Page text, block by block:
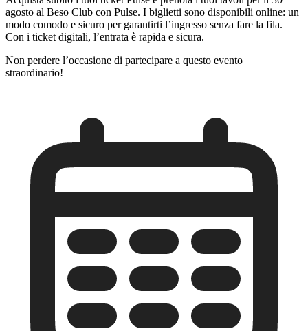
agosto al Beso Club con Pulse. I biglietti sono disponibili online: un
modo comodo e sicuro per garantirti l’ingresso senza fare la fila.
Con i ticket digitali, l’entrata è rapida e sicura.
Non perdere l’occasione di partecipare a questo evento
straordinario!